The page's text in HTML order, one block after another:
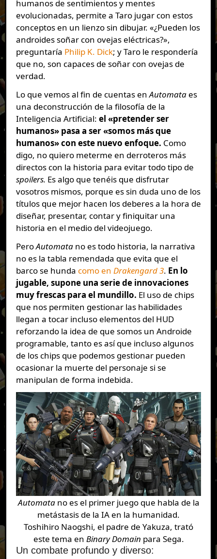
humanos de sentimientos y mentes
evolucionadas, permite a Taro jugar con estos
conceptos en un lienzo sin dibujar. «¿Pueden los
androides soñar con ovejas eléctricas?»,
preguntaría Philip K. Dick; y Taro le respondería
que no, son capaces de soñar con ovejas de
verdad.
Lo que vemos al fin de cuentas enAutomataes
una deconstrucción de la filosofía de la
Inteligencia Artificial: el «pretender ser
humanos» pasa a ser «somos más que
humanos» con este nuevo enfoque. Como
digo, no quiero meterme en derroteros más
directos con la historia para evitar todo tipo de
spoilers. Es algo que tenéis que disfrutar
vosotros mismos, porque es sin duda uno de los
títulos que mejor hacen los deberes a la hora de
diseñar, presentar, contar y finiquitar una
historia en el medio del videojuego.
PeroAutomatano es todo historia, la narrativa
no es la tabla remendada que evita que el
barco se hunda como en Drakengard 3. En lo
jugable, supone una serie de innovaciones
muy frescas para el mundillo. El uso de chips
que nos permiten gestionar las habilidades
llegan a tocar incluso elementos del HUD
reforzando la idea de que somos un Androide
programable, tanto es así que incluso algunos
de los chips que podemos gestionar pueden
ocasionar la muerte del personaje si se
manipulan de forma indebida.
Automatano es el primer juego que habla de la
metástasis de la IA en la humanidad.
Toshihiro Naogshi, el padre de Yakuza, trató
este tema en Binary Domain para Sega.
Un combate profundo y diverso: